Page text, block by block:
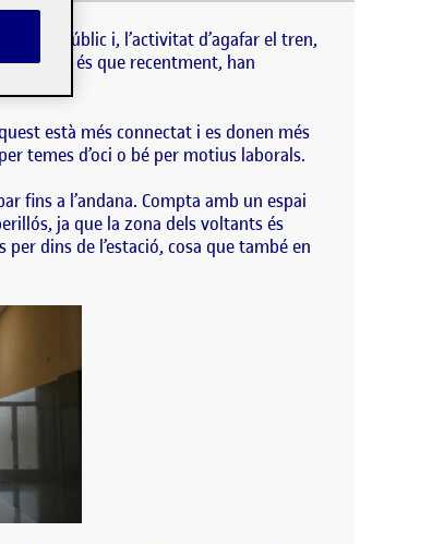
públic i, l’activitat d’agafar el tren,
i és que recentment, han
està més connectat i es donen més
temes d’oci o bé per motius laborals.
fins a l’andana. Compta amb un espai
ja que la zona dels voltants és
dins de l’estació, cosa que també en